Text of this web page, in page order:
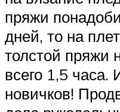
пряжи
дней, то на
толстой пряжи
всего 1,5 часа.
новичков!